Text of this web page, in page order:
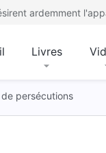
ardemment
Livres
persécutions